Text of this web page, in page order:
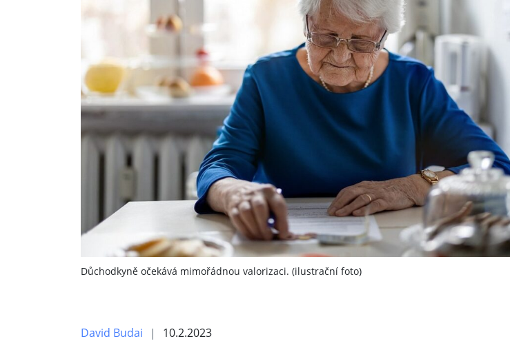
Důchodkyně očekává mimořádnou valorizaci. (ilustrační foto)
David Budai 10.2.2023